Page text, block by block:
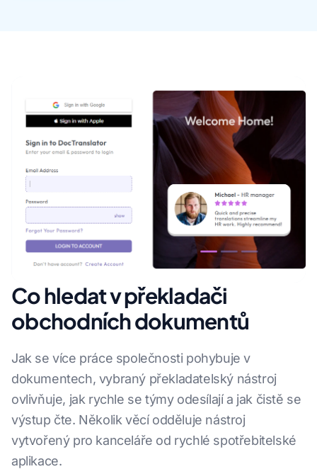
Co hledat v překladači
obchodních dokumentů
Jak se více práce společnosti pohybuje v
dokumentech, vybraný překladatelský nástroj
ovlivňuje, jak rychle se týmy odesílají a jak čistě se
výstup čte. Několik věcí odděluje nástroj
vytvořený pro kanceláře od rychlé spotřebitelské
aplikace.